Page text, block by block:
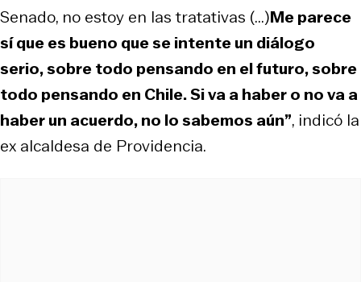
Senado, no estoy en las tratativas (...)Me parece
sí que es bueno que se intente un diálogo
serio, sobre todo pensando en el futuro, sobre
todo pensando en Chile. Si va a haber o no va a
haber un acuerdo, no lo sabemos aún”, indicó la
ex alcaldesa de Providencia.